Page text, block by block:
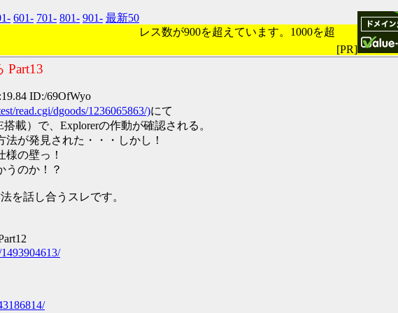
601- 701- 801- 901- 最新50
[PR]
レス数が900を超えています。1000を超
Part13
ID:/69OfWyo
read.cgi/dgoods/1236065863/)にて
載）で、Explorerの作動が確認される。
が発見された・・・しかし！
の壁っ！
うのか！？
を話し合うスレです。